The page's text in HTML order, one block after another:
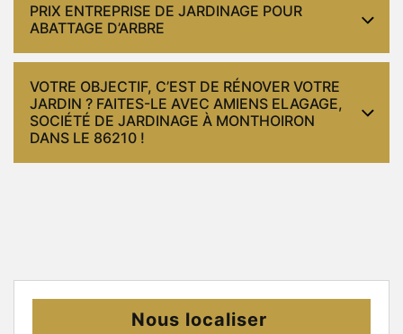
PRIX ENTREPRISE DE JARDINAGE POUR
ABATTAGE D’ARBRE
VOTRE OBJECTIF, C’EST DE RÉNOVER VOTRE
JARDIN ? FAITES-LE AVEC AMIENS ELAGAGE,
SOCIÉTÉ DE JARDINAGE À MONTHOIRON
DANS LE 86210 !
Nous localiser